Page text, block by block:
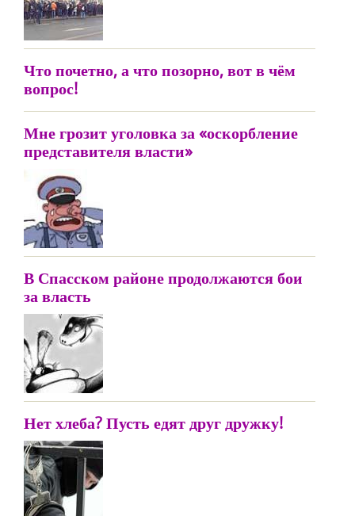
Что почетно, а что позорно, вот в чём
вопрос!
Мне грозит уголовка за «оскорбление
представителя власти»
В Спасском районе продолжаются бои
за власть
Нет хлеба? Пусть едят друг дружку!